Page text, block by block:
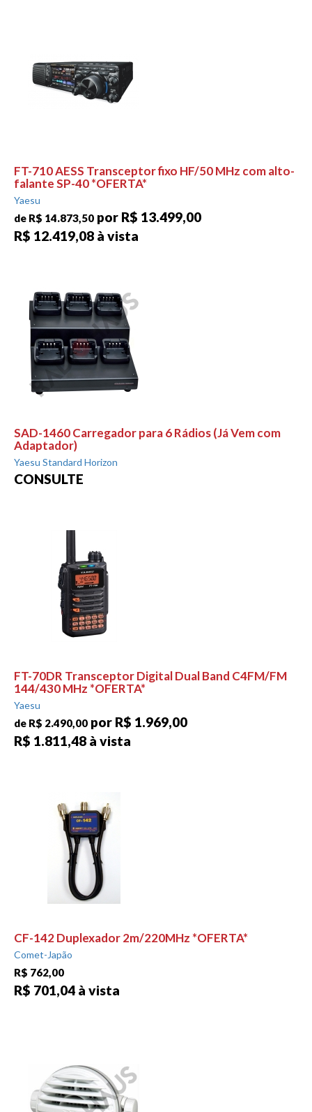
FT-710 AESS Transceptor fixo HF/50 MHz com alto-
falante SP-40 *OFERTA*
Yaesu
de R$ 14.873,50 por R$ 13.499,00
R$ 12.419,08 à vista
SAD-1460 Carregador para 6 Rádios (Já Vem com
Adaptador)
Yaesu Standard Horizon
CONSULTE
FT-70DR Transceptor Digital Dual Band C4FM/FM
144/430 MHz *OFERTA*
Yaesu
de R$ 2.490,00 por R$ 1.969,00
R$ 1.811,48 à vista
CF-142 Duplexador 2m/220MHz *OFERTA*
Comet-Japão
R$ 762,00
R$ 701,04 à vista